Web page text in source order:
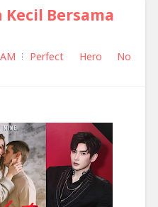
Kecil Bersama
Perfect Hero
No